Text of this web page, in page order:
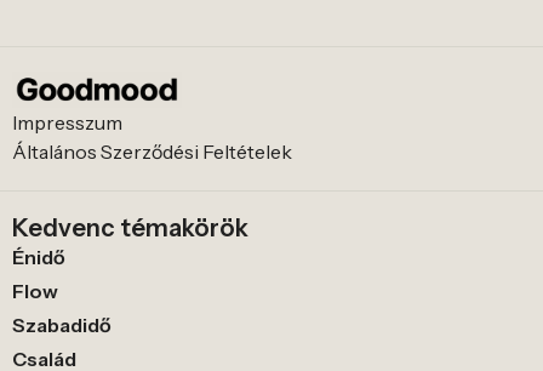
Impresszum
Általános Szerződési Feltételek
Kedvenc témakörök
Énidő
Flow
Szabadidő
Család